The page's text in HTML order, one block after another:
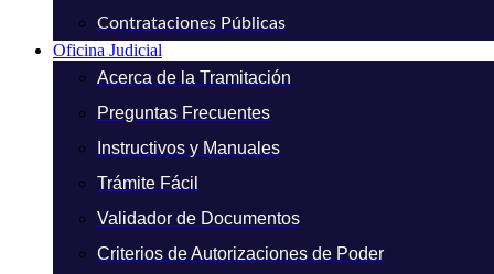
Contrataciones Públicas
Oficina Judicial
Acerca de la Tramitación
Preguntas Frecuentes
Instructivos y Manuales
Trámite Fácil
Validador de Documentos
Criterios de Autorizaciones de Poder